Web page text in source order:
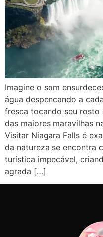
Imagine o som
água despencando a
fresca tocando seu rosto
das maiores maravilhas
Visitar Niagara Falls é
da natureza se encontra
turística impecável,
agrada […]